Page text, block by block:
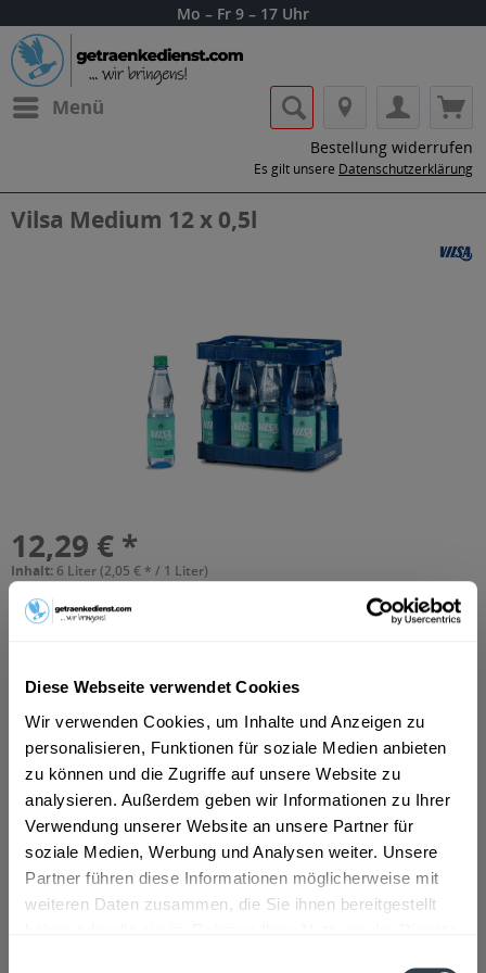
Diese Webseite verwendet Cookies
Wir verwenden Cookies, um Inhalte und Anzeigen zu
personalisieren, Funktionen für soziale Medien anbieten
zu können und die Zugriffe auf unsere Website zu
analysieren. Außerdem geben wir Informationen zu Ihrer
Verwendung unserer Website an unsere Partner für
soziale Medien, Werbung und Analysen weiter. Unsere
Partner führen diese Informationen möglicherweise mit
weiteren Daten zusammen, die Sie ihnen bereitgestellt
Mo – Fr 9 – 17 Uhr
Menü
Bestellung widerrufen
Es gilt unsere Datenschutzerklärung
Vilsa Medium 12 x 0,5l
12,29 € *
Inhalt: 6 Liter (2,05 € * / 1 Liter)
Vorrätig
+3,30 € Pfand
In den Warenkorb
Hinzugefügt
Artikel-Nr.: 34420
Beschreibung
mehr
Natürliches Mineralwasser mit Kohlensäure versetzt.